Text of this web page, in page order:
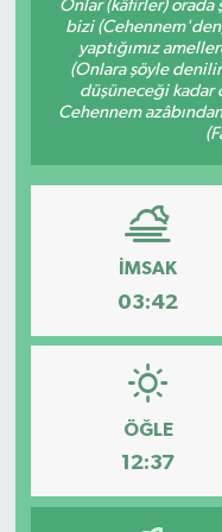
Onlar (kâfirler) orada
bizi
yaptığımız
(Onlara şöyle
düşüneceği kadar
Cehennem
İMSAK
03:42
ÖĞLE
12:37
KÜLTÜR SANAT
YAŞAM
LIFE
SARIGÖL
SARUHANLI
SELENDİ
KIRKAĞAÇ
GÖLMARMARA
GÖRDES
KÖPRÜBAŞI
KÖPRÜBAŞI
KULA
SALİHLİ
SARIGÖL
ŞEHZADELER
SELENDİ
SOMA
TURGUTLU
EKONOMİ
EĞİTİM
KÜLTÜR SANAT
LIFE
BİLİM VE
YAZARLAR
MANİSA'NIN